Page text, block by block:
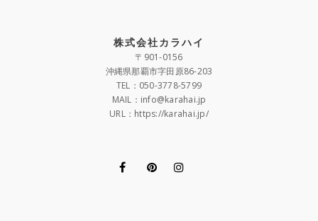
株式会社カラハイ
〒901-0156
沖縄県那覇市字田原86-203
TEL：050-3778-5799
MAIL：info@karahai.jp
URL：https://karahai.jp/